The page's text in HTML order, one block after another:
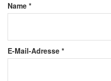
Name *
E-Mail-Adresse *